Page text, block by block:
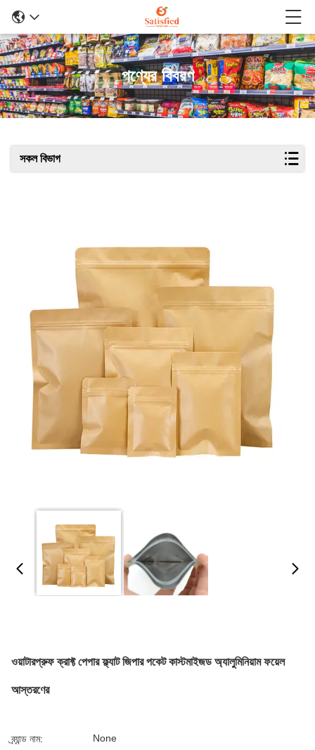
পণ্যের বিবরণ
সকল বিভাগ
ওয়াটারপ্রুফ ক্রাফ্ট পেপার ফ্ল্যাট জিপার পকেট কাস্টমাইজড অ্যালুমিনিয়াম ফয়েল
আস্তরণের
ব্র্যান্ড নাম: None